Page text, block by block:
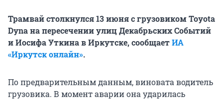
Трамвай столкнулся 13 июня с грузовиком Toyota
Dyna на пересечении улиц Декабрьских Событий
и Иосифа Уткина в Иркутске, сообщаетИА
«Иркутск онлайн».
По предварительным данным, виновата водитель
грузовика. В момент аварии она ударилась